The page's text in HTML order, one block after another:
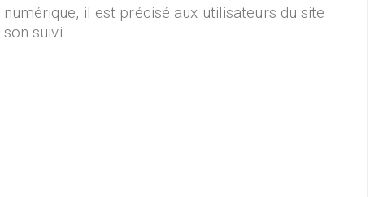
il est précisé aux utilisateurs du site
suivi :